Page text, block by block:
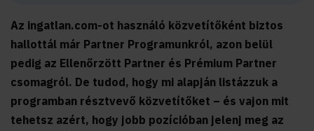
Az ingatlan.com-ot használó közvetítőként biztos
hallottál már Partner Programunkról, azon belül
pedig az Ellenőrzött Partner és Prémium Partner
csomagról. De tudod, hogy mi alapján listázzuk a
programban résztvevő közvetítőket – és vajon mit
tehetsz azért, hogy jobb pozícióban jelenj meg az